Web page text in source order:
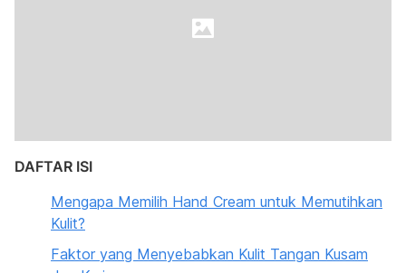
DAFTAR ISI
Mengapa Memilih Hand Cream untuk Memutihkan
Kulit?
Faktor yang Menyebabkan Kulit Tangan Kusam